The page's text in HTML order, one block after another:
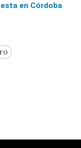
en Córdoba